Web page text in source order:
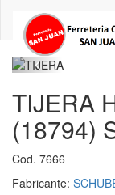
TIJERA
(18794)
Cod. 7666
Fabricante: